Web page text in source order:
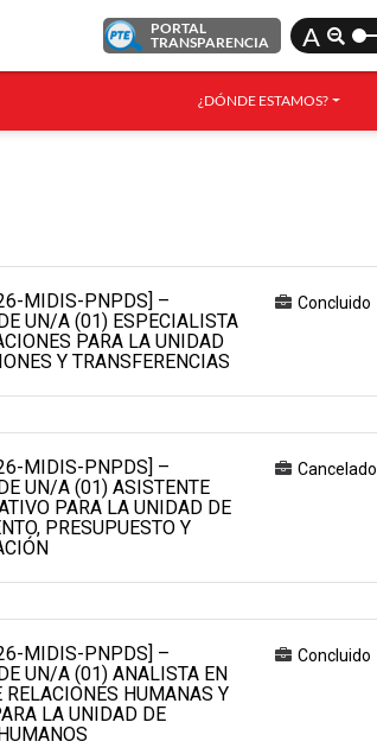
PORTAL
TRANSPARENCIA
A
¿DÓNDE ESTAMOS?
MIDIS-PNPDS] –
UN/A (01) ESPECIALISTA
PARA LA UNIDAD
Y TRANSFERENCIAS
Concluido
MIDIS-PNPDS] –
UN/A (01) ASISTENTE
PARA LA UNIDAD DE
PRESUPUESTO Y
Cancelado
MIDIS-PNPDS] –
UN/A (01) ANALISTA EN
RELACIONES HUMANAS Y
LA UNIDAD DE
Concluido